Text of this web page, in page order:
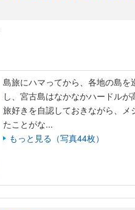
島旅にハマってから、各地の島を
し、宮古島はなかなかハードル
旅好きを自認しておきながら、メ
たことがな...
もっと見る（写真44枚）